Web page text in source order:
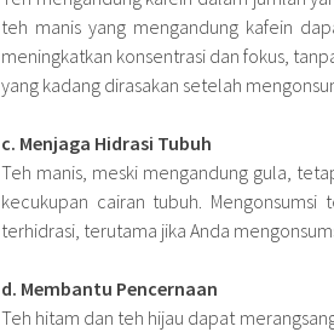
teh manis yang mengandung kafein
meningkatkan konsentrasi dan fokus,
yang kadang dirasakan setelah
c. Menjaga Hidrasi Tubuh
Teh manis, meski mengandung gula,
kecukupan cairan tubuh.
terhidrasi, terutama jika Anda
d. Membantu Pencernaan
Teh hitam dan teh hijau dapat